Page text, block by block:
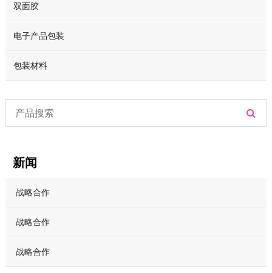
双面胶
电子产品包装
包装材料
新闻
战略合作
战略合作
战略合作